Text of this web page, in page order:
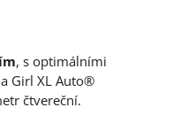
, s optimálními
Girl XL Auto®
čtvereční.